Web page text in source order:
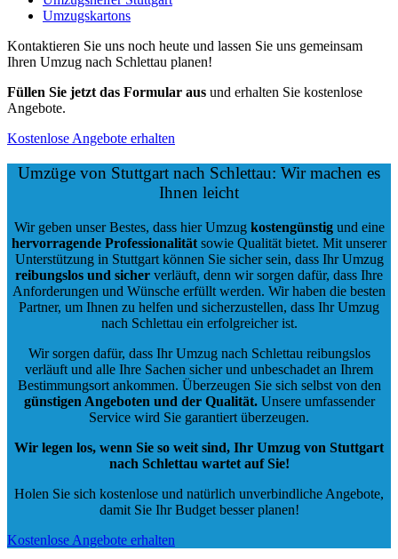
Umzugskartons
Kontaktieren Sie uns noch heute und lassen Sie uns gemeinsam
Ihren Umzug nach Schlettau planen!
Füllen Sie jetzt das Formular aus und erhalten Sie kostenlose
Angebote.
Kostenlose Angebote erhalten
Umzüge von Stuttgart nach Schlettau: Wir machen es
Ihnen leicht
Wir geben unser Bestes, dass hier Umzug kostengünstigund eine
hervorragende Professionalität sowie Qualität bietet. Mit unserer
Unterstützung in Stuttgart können Sie sicher sein, dass Ihr Umzug
reibungslos und sicher verläuft, denn wir sorgen dafür, dass Ihre
Anforderungen und Wünsche erfüllt werden. Wir haben die besten
Partner, um Ihnen zu helfen und sicherzustellen, dass Ihr Umzug
nach Schlettau ein erfolgreicher ist.
Wir sorgen dafür, dass Ihr Umzug nach Schlettau reibungslos
verläuft und alle Ihre Sachen sicher und unbeschadet an Ihrem
Bestimmungsort ankommen. Überzeugen Sie sich selbst von den
günstigen Angeboten und der Qualität.Unsere umfassender
Service wird Sie garantiert überzeugen.
Wir legen los, wenn Sie so weit sind, Ihr Umzug von Stuttgart
nach Schlettau wartet auf Sie!
Holen Sie sich kostenlose und natürlich unverbindliche Angebote,
damit Sie Ihr Budget besser planen!
Kostenlose Angebote erhalten